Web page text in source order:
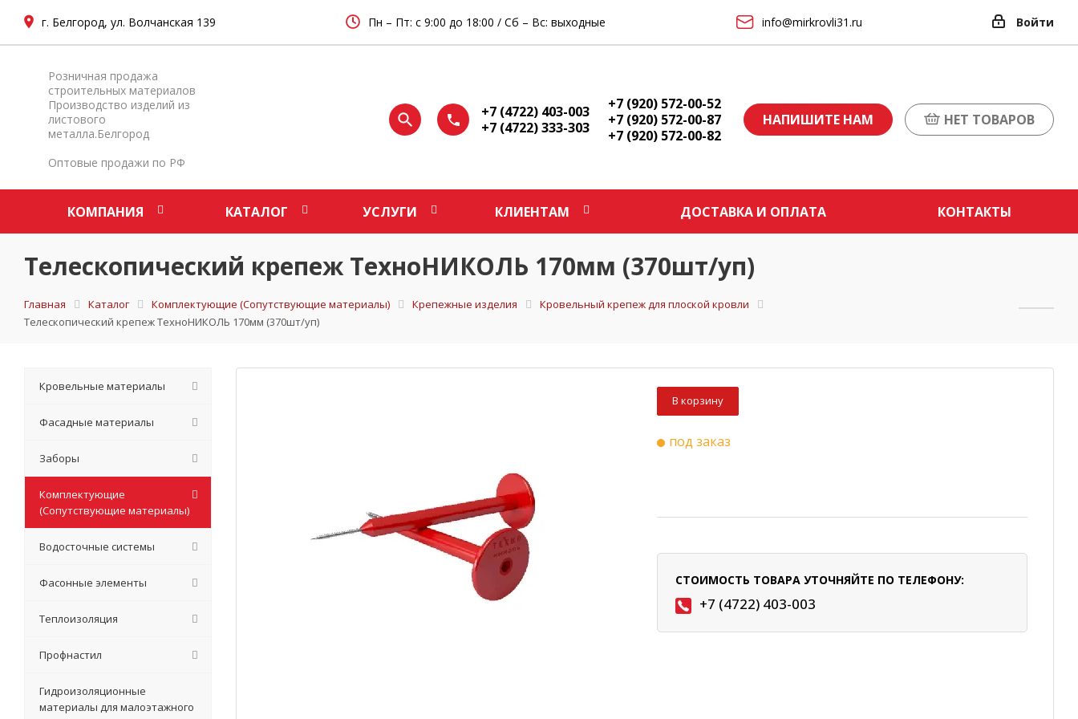
г. Белгород, ул. Волчанская 139 Пн – Пт: с 9:00 до 18:00 / Сб – Вс: выходные info@mirkrovli31.ru Войти
Розничная продажа
строительных материалов
Производство изделий из
листового
металла.Белгород
Оптовые продажи по РФ
+7 (4722) 403-003
+7 (4722) 333-303
+7 (920) 572-00-52
+7 (920) 572-00-87
+7 (920) 572-00-82
НАПИШИТЕ НАМ НЕТ ТОВАРОВ
КОМПАНИЯ КАТАЛОГ УСЛУГИ КЛИЕНТАМ ДОСТАВКА И ОПЛАТА КОНТАКТЫ
Телескопический крепеж ТехноНИКОЛЬ 170мм (370шт/уп)
Главная Каталог Комплектующие (Сопутствующие материалы) Крепежные изделия
Кровельный крепеж для плоской кровли
Телескопический крепеж ТехноНИКОЛЬ 170мм (370шт/уп)
В корзину
под заказ
СТОИМОСТЬ ТОВАРА УТОЧНЯЙТЕ ПО ТЕЛЕФОНУ:
+7 (4722) 403-003
Кровельные материалы
Фасадные материалы
Заборы
Комплектующие
(Сопутствующие материалы)
Водосточные системы
Фасонные элементы
Теплоизоляция
Профнастил
Гидроизоляционные
материалы для малоэтажного